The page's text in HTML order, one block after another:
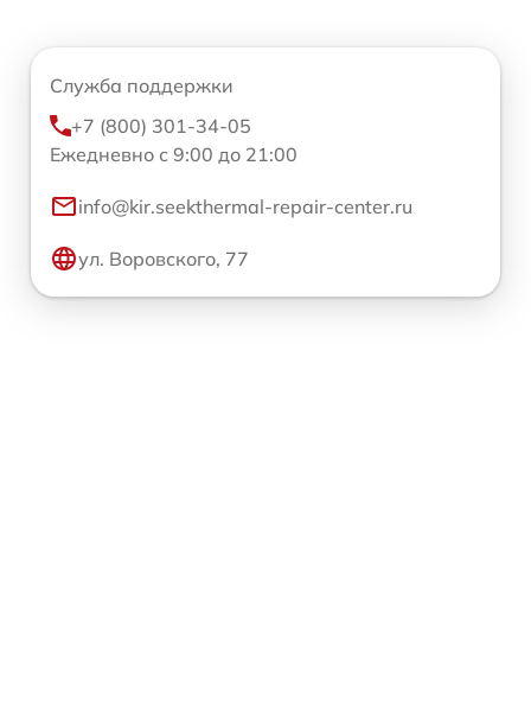
Служба поддержки
+7 (800) 301-34-05
Ежедневно с 9:00 до 21:00
info@kir.seekthermal-repair-center.ru
ул. Воровского, 77